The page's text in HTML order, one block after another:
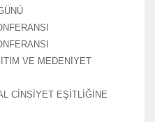
VE MEDENİYET
CİNSİYET EŞİTLİĞİNE